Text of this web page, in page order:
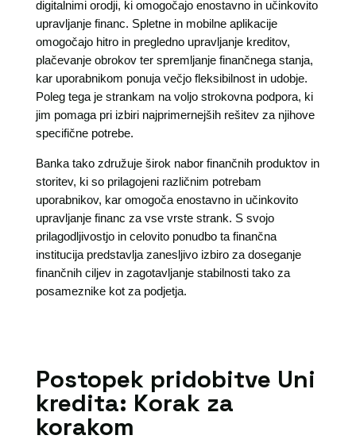
digitalnimi orodji, ki omogočajo enostavno in učinkovito
upravljanje financ. Spletne in mobilne aplikacije
omogočajo hitro in pregledno upravljanje kreditov,
plačevanje obrokov ter spremljanje finančnega stanja,
kar uporabnikom ponuja večjo fleksibilnost in udobje.
Poleg tega je strankam na voljo strokovna podpora, ki
jim pomaga pri izbiri najprimernejših rešitev za njihove
specifične potrebe.
Banka tako združuje širok nabor finančnih produktov in
storitev, ki so prilagojeni različnim potrebam
uporabnikov, kar omogoča enostavno in učinkovito
upravljanje financ za vse vrste strank. S svojo
prilagodljivostjo in celovito ponudbo ta finančna
institucija predstavlja zanesljivo izbiro za doseganje
finančnih ciljev in zagotavljanje stabilnosti tako za
posameznike kot za podjetja.
Postopek pridobitve Uni
kredita: Korak za
korakom